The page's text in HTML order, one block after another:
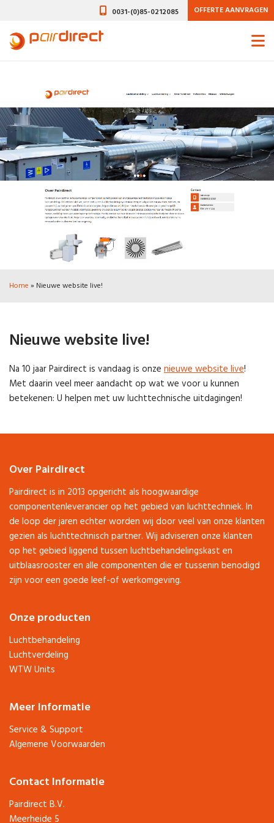
0031-(0)85-0212085 OFFERTE AANVRAGEN
Home » Nieuwe website live!
Nieuwe website live!
Na 10 jaar Pairdirect is vandaag is onze nieuwe website live!
Met daarin veel meer aandacht op wat we voor u kunnen
betekenen: U helpen met uw luchttechnische uitdagingen!
Over Pairdirect
Pairdirect is in 2013 opgericht als hoogwaardige
componentenleverancier op het gebied van luchttechniek. In
de loop der jaren echter worden wij door veel van onze klanten
gezien als luchttechnisch partner. Wij adviseren onze klanten
op het gebied liggend tussen luchtbehandelingskast en
uitblaasrooster en alle componenten die er tussenin benodigd
zijn voor een goede leef-of werkomgeving.
Onze producten
Luchtbehandeling
Luchtverdeling
WTW Units
Meer Informatie
Service & Support
Algemene Voorwaarden
Contact Informatie
Pairdirect B.V.
Meerheide 5